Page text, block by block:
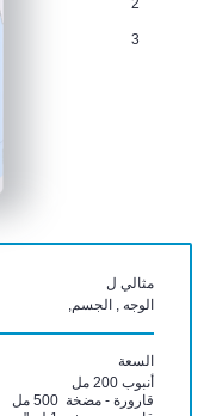
2
3
مثالي ل
الوجه , الجسم,
السعة
أنبوب 200 مل
قارورة - مضخة 500 مل